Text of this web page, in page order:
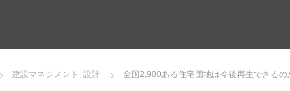
建設マネジメント , 設計 全国2,900ある住宅団地は今後再生できるの